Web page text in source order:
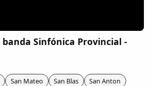
Sinfónica Provincial -
San Mateo San Blas
San Anton